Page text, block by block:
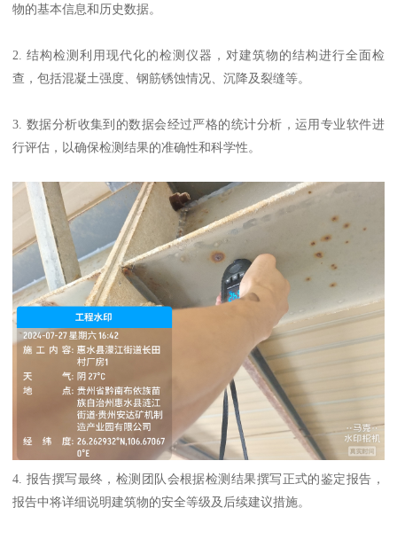
物的基本信息和历史数据。
2. 结构检测利用现代化的检测仪器，对建筑物的结构进行全面检
查，包括混凝土强度、钢筋锈蚀情况、沉降及裂缝等。
3. 数据分析收集到的数据会经过严格的统计分析，运用专业软件进
行评估，以确保检测结果的准确性和科学性。
4. 报告撰写最终，检测团队会根据检测结果撰写正式的鉴定报告，
报告中将详细说明建筑物的安全等级及后续建议措施。